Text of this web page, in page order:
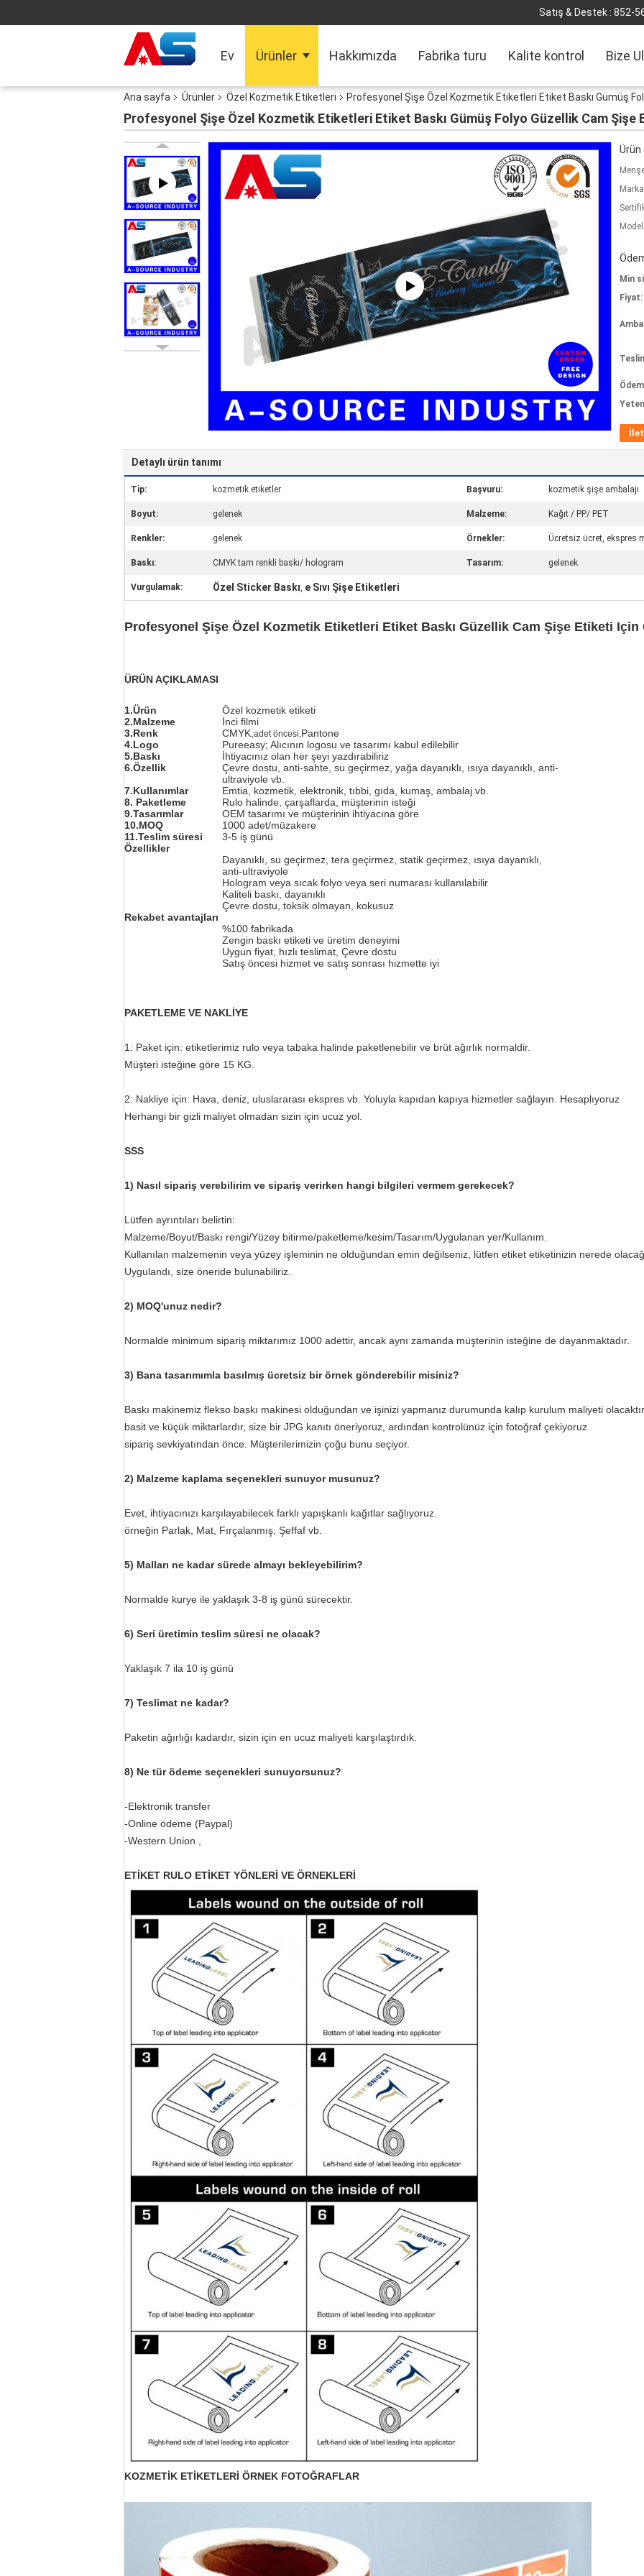
Satış & Destek : 852-
Ev Ürünler Hakkımızda Fabrika turu Kalite kontrol Bize
Ana sayfa Ürünler Özel Kozmetik Etiketleri Profesyonel Şişe Özel Kozmetik Etiketleri Etiket Baskı Gümüş
Profesyonel Şişe Özel Kozmetik Etiketleri Etiket Baskı Gümüş Folyo Güzellik Cam Şişe
Ürün
Min
Fiyat:
Detaylı ürün tanımı
Tip: kozmetik etiketler Başvuru: kozmetik şişe ambalajı
Boyut: gelenek Malzeme: Kağıt / PP/ PET
Renkler: gelenek Örnekler: Ücretsiz ücret, ekspres
Baskı: CMYK tam renkli baskı/ hologram Tasarım: gelenek
Vurgulamak: Özel Sticker Baskı, e Sıvı Şişe Etiketleri
Profesyonel Şişe Özel Kozmetik Etiketleri Etiket Baskı Güzellik Cam Şişe Etiketi Için
ÜRÜN AÇIKLAMASI
1.Ürün
Özel kozmetik etiketi
2.Malzeme
İnci filmi
3.Renk
CMYK, adet öncesi,Pantone
4.Logo
Pureeasy; Alıcının logosu ve tasarımı kabul edilebilir
5.Baskı
İhtiyacınız olan her şeyi yazdırabiliriz
6.Özellik
Çevre dostu, anti-sahte, su geçirmez, yağa dayanıklı, ısıya dayanıklı, anti-
ultraviyole vb.
7.Kullanımlar
Emtia, kozmetik, elektronik, tıbbi, gıda, kumaş, ambalaj vb.
8. Paketleme
Rulo halinde, çarşaflarda, müşterinin isteği
9.Tasarımlar
OEM tasarımı ve müşterinin ihtiyacına göre
10.MOQ
1000 adet/müzakere
11.Teslim süresi
3-5 iş günü
Özellikler
Dayanıklı, su geçirmez, tera geçirmez, statik geçirmez, ısıya dayanıklı,
anti-ultraviyole
Hologram veya sıcak folyo veya seri numarası kullanılabilir
Kaliteli baskı, dayanıklı
Çevre dostu, toksik olmayan, kokusuz
Rekabet avantajları
%100 fabrikada
Zengin baskı etiketi ve üretim deneyimi
Uygun fiyat, hızlı teslimat, Çevre dostu
Satış öncesi hizmet ve satış sonrası hizmette iyi
PAKETLEME VE NAKLİYE
1: Paket için: etiketlerimiz rulo veya tabaka halinde paketlenebilir ve brüt ağırlık normaldir.
Müşteri isteğine göre 15 KG.
2: Nakliye için: Hava, deniz, uluslararası ekspres vb. Yoluyla kapıdan kapıya hizmetler sağlayın. Hesaplıyoruz
Herhangi bir gizli maliyet olmadan sizin için ucuz yol.
SSS
1) Nasıl sipariş verebilirim ve sipariş verirken hangi bilgileri vermem gerekecek?
Lütfen ayrıntıları belirtin:
Malzeme/Boyut/Baskı rengi/Yüzey bitirme/paketleme/kesim/Tasarım/Uygulanan yer/Kullanım.
Kullanılan malzemenin veya yüzey işleminin ne olduğundan emin değilseniz, lütfen etiket etiketinizin nerede
Uygulandı, size öneride bulunabiliriz.
2) MOQ'unuz nedir?
Normalde minimum sipariş miktarımız 1000 adettir, ancak aynı zamanda müşterinin isteğine de dayanmaktadır.
3) Bana tasarımımla basılmış ücretsiz bir örnek gönderebilir misiniz?
Baskı makinemiz flekso baskı makinesi olduğundan ve işinizi yapmanız durumunda kalıp kurulum maliyeti
basit ve küçük miktarlardır, size bir JPG kanıtı öneriyoruz, ardından kontrolünüz için fotoğraf çekiyoruz
sipariş sevkiyatından önce. Müşterilerimizin çoğu bunu seçiyor.
2) Malzeme kaplama seçenekleri sunuyor musunuz?
Evet, ihtiyacınızı karşılayabilecek farklı yapışkanlı kağıtlar sağlıyoruz.
örneğin Parlak, Mat, Fırçalanmış, Şeffaf vb.
5) Malları ne kadar sürede almayı bekleyebilirim?
Normalde kurye ile yaklaşık 3-8 iş günü sürecektir.
6) Seri üretimin teslim süresi ne olacak?
Yaklaşık 7 ila 10 iş günü
7) Teslimat ne kadar?
Paketin ağırlığı kadardır, sizin için en ucuz maliyeti karşılaştırdık.
8) Ne tür ödeme seçenekleri sunuyorsunuz?
-Elektronik transfer
-Online ödeme (Paypal)
-Western Union ,
ETİKET RULO ETİKET YÖNLERİ VE ÖRNEKLERİ
KOZMETİK ETİKETLERİ ÖRNEK FOTOĞRAFLAR